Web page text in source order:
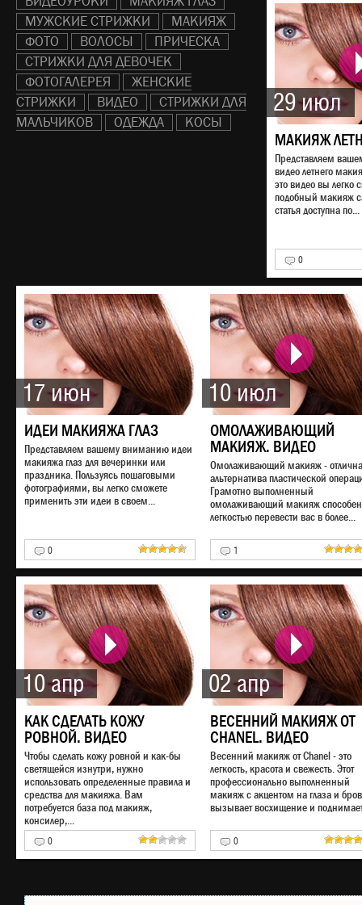
МУЖСКИЕ СТРИЖКИ
МАКИЯЖ
ФОТО
ВОЛОСЫ
ПРИЧЕСКА
СТРИЖКИ ДЛЯ ДЕВОЧЕК
ФОТОГАЛЕРЕЯ
ЖЕНСКИЕ
СТРИЖКИ
ВИДЕО
СТРИЖКИ ДЛЯ
МАЛЬЧИКОВ
ОДЕЖДА КОСЫ
29 июл
МАКИЯЖ
Представляем
видео летнего
это видео вы легко
подобный макияж
статья доступна по...
0
17 июн
ИДЕИ МАКИЯЖА ГЛАЗ
Представляем вашему вниманию идеи
макияжа глаз для вечеринки или
праздника. Пользуясь пошаговыми
фотографиями, вы легко сможете
применить эти идеи в своем...
0
10 июл
ОМОЛАЖИВАЮЩИЙ
МАКИЯЖ. ВИДЕО
Омолаживающий макияж -
альтернатива пластической
Грамотно выполненный
омолаживающий макияж
легкостью перевести вас в более...
1
10 апр
КАК СДЕЛАТЬ КОЖУ
РОВНОЙ. ВИДЕО
Чтобы сделать кожу ровной и как-бы
светящейся изнутри, нужно
использовать определенные правила и
средства для макияжа. Вам
потребуется база под макияж,
консилер,...
0
02 апр
ВЕСЕННИЙ МАКИЯЖ ОТ
CHANEL. ВИДЕО
Весенний макияж от Chanel - это
легкость, красота и свежесть. Этот
профессионально выполненный
макияж с акцентом на глаза и
вызывает восхищение и
0